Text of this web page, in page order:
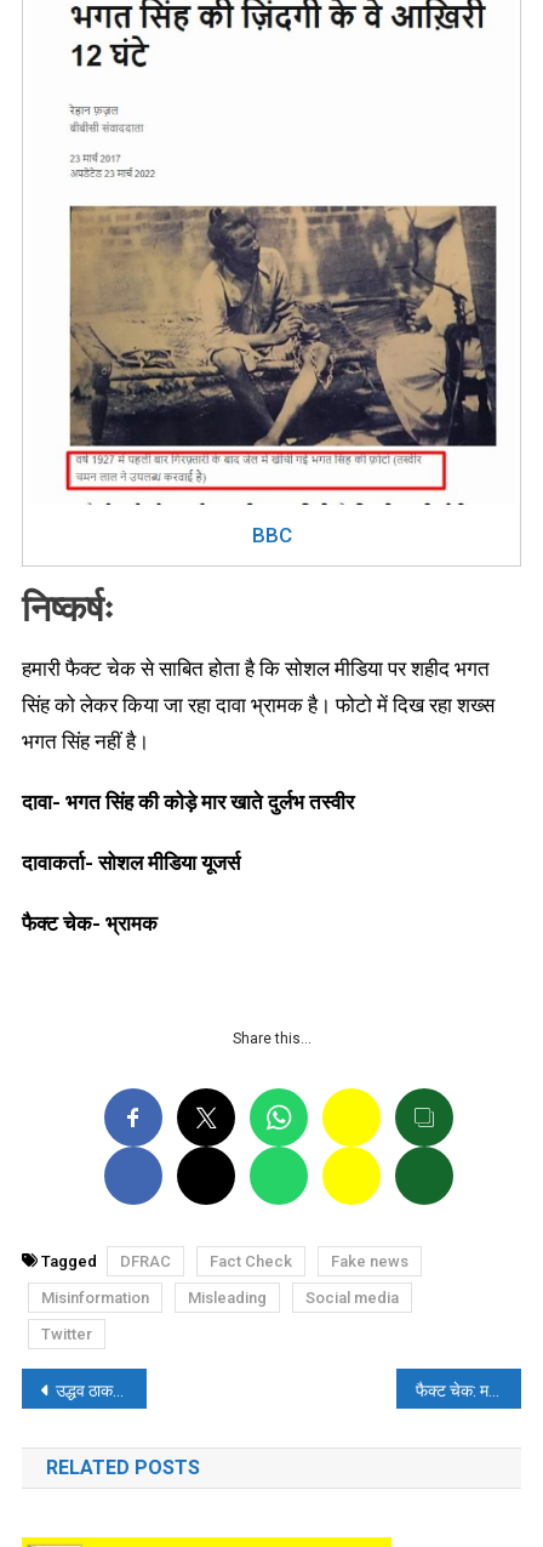
BBC
निष्कर्षः
हमारी फैक्ट चेक से साबित होता है कि सोशल मीडिया पर शहीद भगत
सिंह को लेकर किया जा रहा दावा भ्रामक है। फोटो में दिख रहा शख्स
भगत सिंह नहीं है।
दावा- भगत सिंह की कोड़े मार खाते दुर्लभ तस्वीर
दावाकर्ता- सोशल मीडिया यूजर्स
फैक्ट चेक- भ्रामक
Share this…
Tagged DFRAC Fact Check
Fake news
Misinformation
Misleading
Social media
Twitter
पोस्ट
नेविगेशन
उद्धव ठाकरे ने मुगल बादशाह औरंगजेब की तारीफ की?, पढ़ें- फैक्ट चेक फैक्ट चेक: मरमेड के वायरल वीडियो के पीछे की सच्चाई क्या है?
RELATED POSTS